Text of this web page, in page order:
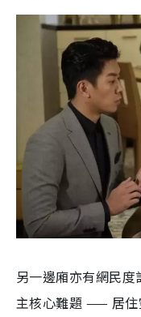
另一邊廂亦有網民
主核心難題 —— 居住